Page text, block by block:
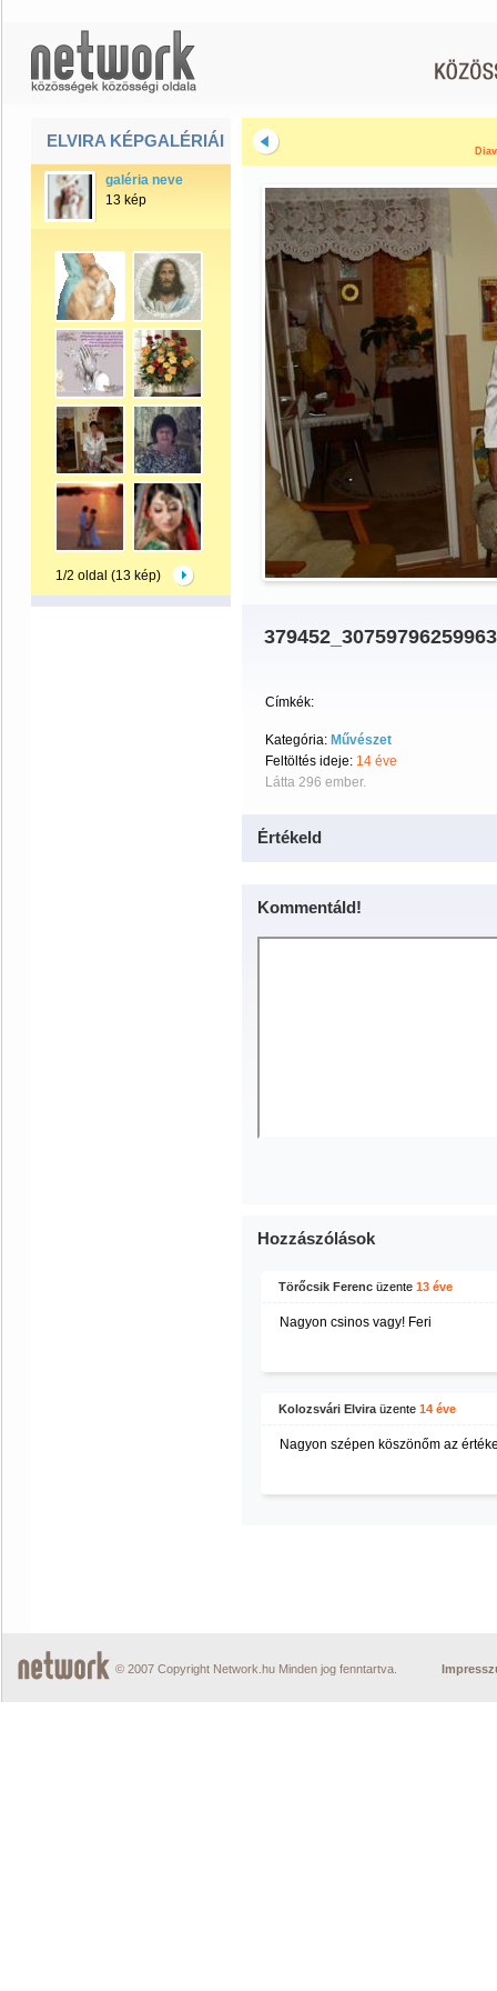
ELVIRA KÉPGALÉRIÁI
galéria neve
13 kép
1/2 oldal (13 kép)
Címkék:
Kategória: Művészet
Feltöltés ideje: 14 éve
Látta 296 ember.
Értékeld
Kommentáld!
Hozzászólások
Törőcsik Ferenc üzente 13 éve
Nagyon csinos vagy! Feri
Kolozsvári Elvira üzente 14 éve
Nagyon szépen köszönőm az
© 2007 Copyright Network.hu Minden jog fenntartva.